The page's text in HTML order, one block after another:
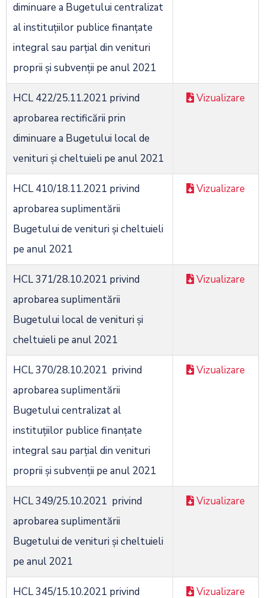
diminuare a Bugetului centralizat
al instituţiilor publice finanţate
integral sau parţial din venituri
proprii şi subvenţii pe anul 2021
HCL 422/25.11.2021 privind
aprobarea rectificării prin
diminuare a Bugetului local de
venituri şi cheltuieli pe anul 2021
Vizualizare
HCL 410/18.11.2021 privind
aprobarea suplimentării
Bugetului de venituri și cheltuieli
pe anul 2021
Vizualizare
HCL 371/28.10.2021 privind
aprobarea suplimentării
Bugetului local de venituri şi
cheltuieli pe anul 2021
Vizualizare
HCL 370/28.10.2021 privind
aprobarea suplimentării
Bugetului centralizat al
instituţiilor publice finanțate
integral sau parţial din venituri
proprii şi subvenţii pe anul 2021
Vizualizare
HCL 349/25.10.2021 privind
aprobarea suplimentării
Bugetului de venituri şi cheltuieli
pe anul 2021
Vizualizare
HCL 345/15.10.2021 privind Vizualizare